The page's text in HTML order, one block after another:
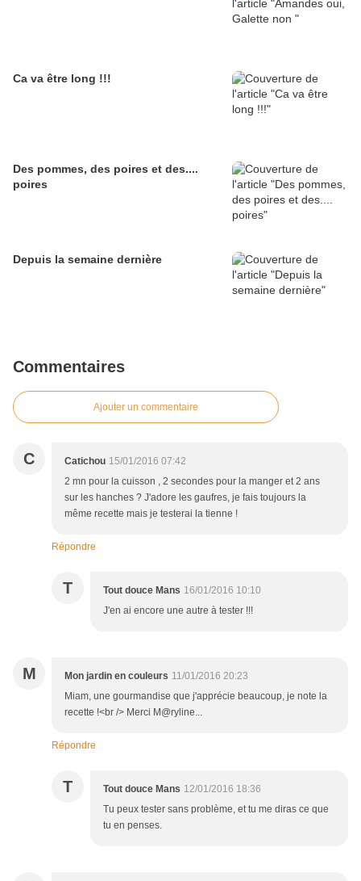
Ca va être long !!!
Des pommes, des poires et des....
poires
Depuis la semaine dernière
Commentaires
Ajouter un commentaire
C Catichou 15/01/2016 07:42
2 mn pour la cuisson , 2 secondes pour la manger et 2 ans
sur les hanches ? J'adore les gaufres, je fais toujours la
même recette mais je testerai la tienne !
Répondre
T Tout douce Mans 16/01/2016 10:10
J'en ai encore une autre à tester !!!
M Mon jardin en couleurs 11/01/2016 20:23
Miam, une gourmandise que j'apprécie beaucoup, je note la
recette !<br /> Merci M@ryline...
Répondre
T Tout douce Mans 12/01/2016 18:36
Tu peux tester sans problème, et tu me diras ce que
tu en penses.